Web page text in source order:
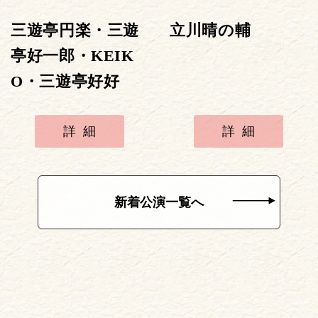
三遊亭円楽・三遊
亭好一郎・KEIK
O・三遊亭好好
詳細
立川晴の輔
詳細
新着公演一覧へ